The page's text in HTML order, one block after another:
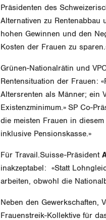
Präsidenten des
Alternativen zu
hohen Gewinnen und den
Kosten der Frauen zu
Grünen-Nationalrätin und
Rentensituation der Frauen:
Altersrenten als Männer; ein
Existenzminimum.» SP Co-
die meisten Frauen in
inklusive Pensionskasse.»
Für Travail.Suisse-Präsident
inakzeptabel: «Statt
arbeiten, obwohl die
Neben den Gewerkschaften,
Frauenstreik-Kollektive für